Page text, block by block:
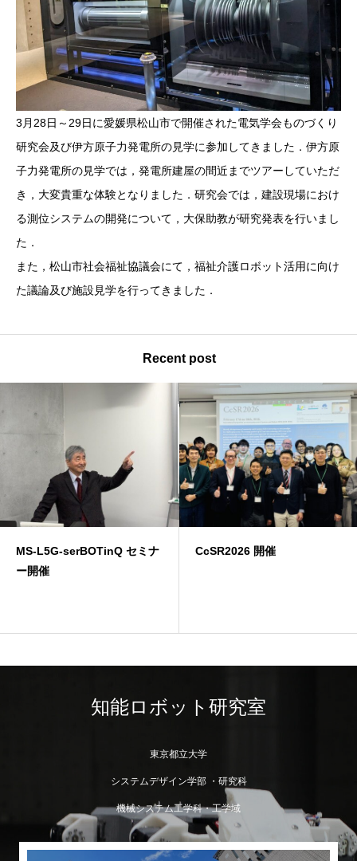
3月28日～29日に愛媛県松山市で開催された電気学会ものづくり
研究会及び伊方原子力発電所の見学に参加してきました．伊方原
子力発電所の見学では，発電所建屋の間近までツアーしていただ
き，大変貴重な体験となりました．研究会では，建設現場におけ
る測位システムの開発について，大保助教が研究発表を行いまし
た．
また，松山市社会福祉協議会にて，福祉介護ロボット活用に向け
た議論及び施設見学を行ってきました．
Recent post
MS-L5G-serBOTinQ セミナ
ー開催
CcSR2026 開催
知能ロボット研究室
東京都立大学
システムデザイン学部 ・研究科
機械システム工学科・工学域